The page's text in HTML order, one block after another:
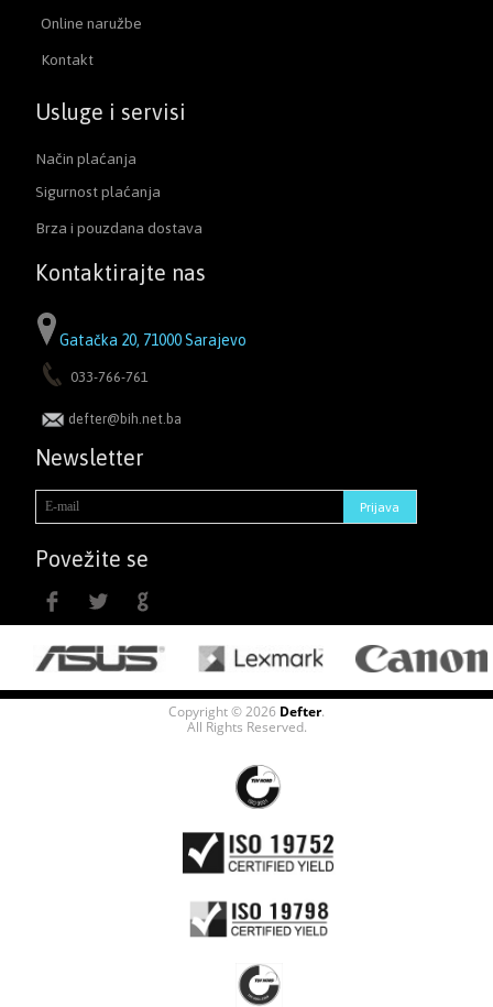
Online naružbe
Kontakt
Usluge i servisi
Način plaćanja
Sigurnost plaćanja
Brza i pouzdana dostava
Kontaktirajte nas
Gatačka 20, 71000 Sarajevo
033-766-761
defter@bih.net.ba
Newsletter
Povežite se
Copyright © 2026 Defter.
All Rights Reserved.